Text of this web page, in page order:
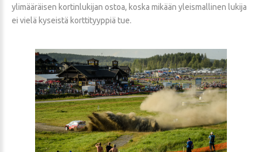
ylimääräisen kortinlukijan ostoa, koska mikään yleismallinen lukija
ei vielä kyseistä korttityyppiä tue.